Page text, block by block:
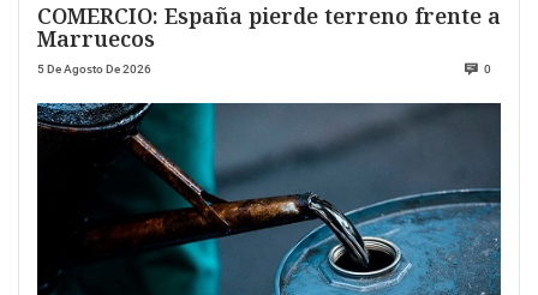
COMERCIO: España pierde terreno frente a
Marruecos
5 De Agosto De 2026 0